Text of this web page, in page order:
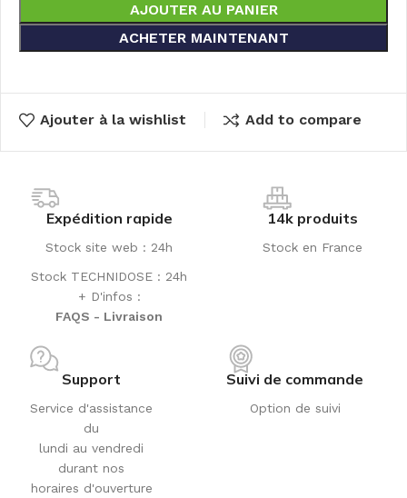
AJOUTER AU PANIER
ACHETER MAINTENANT
Ajouter à la wishlist Add to compare
Expédition rapide
Stock site web : 24h
Stock TECHNIDOSE : 24h
+ D'infos :
FAQS - Livraison
14k produits
Stock en France
Support
Service d'assistance
du
lundi au vendredi
durant nos
horaires d'ouverture
Suivi de commande
Option de suivi